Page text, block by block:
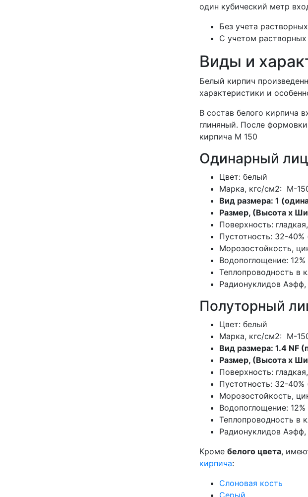
один кубический метр
Без учета
С учетом
Виды и
Белый кирпич
характеристики и
В состав белого кирпича
глиняный. После
кирпича М 150
Одинарный
Цвет: белый
Марка, кгс/см2: M-
Вид размера: 1
Размер, (Высота х
Поверхность:
Пустотность: 32-40%
Морозостойкость,
Водопоглощение: 12%
Теплопроводность в
Радионуклидов Аэфф,
Полуторный
Цвет: белый
Марка, кгс/см2: M-
Вид размера: 1.4 NF
Размер, (Высота х
Поверхность:
Пустотность: 32-40%
Морозостойкость,
Водопоглощение: 12%
Теплопроводность в
Радионуклидов Аэфф,
Кроме белого цвета,
кирпича:
Слоновая кость
Серый